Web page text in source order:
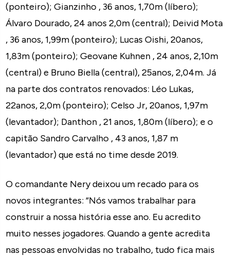
(ponteiro); Gianzinho , 36 anos, 1,70m (líbero);
Álvaro Dourado, 24 anos 2,0m (central); Deivid Mota
, 36 anos, 1,99m (ponteiro); Lucas Oishi, 20anos,
1,83m (ponteiro); Geovane Kuhnen , 24 anos, 2,10m
(central) e Bruno Biella (central), 25anos, 2,04m. Já
na parte dos contratos renovados: Léo Lukas,
22anos, 2,0m (ponteiro); Celso Jr, 20anos, 1,97m
(levantador); Danthon , 21 anos, 1,80m (líbero); e o
capitão Sandro Carvalho , 43 anos, 1,87 m
(levantador) que está no time desde 2019.
O comandante Nery deixou um recado para os
novos integrantes: “Nós vamos trabalhar para
construir a nossa história esse ano. Eu acredito
muito nesses jogadores. Quando a gente acredita
nas pessoas envolvidas no trabalho, tudo fica mais